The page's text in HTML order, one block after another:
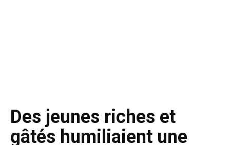
Des jeunes riches et
gâtés humiliaient une